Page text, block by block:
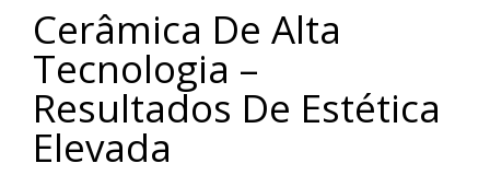
BLOG
Cerâmica De Alta
Tecnologia –
Resultados De Estética
Elevada